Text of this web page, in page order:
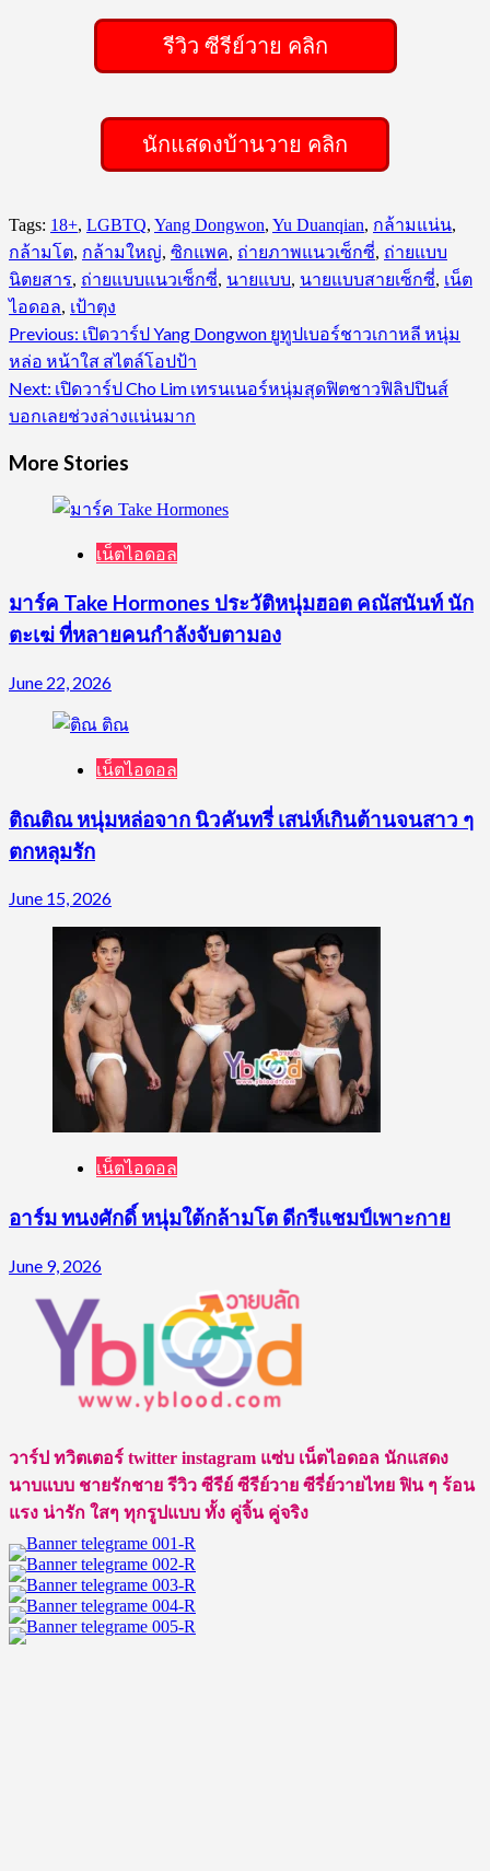
รีวิว ซีรีย์วาย คลิก
นักแสดงบ้านวาย คลิก
Tags: 18+, LGBTQ, Yang Dongwon, Yu Duanqian, กล้ามแน่น,
กล้ามโต, กล้ามใหญ่, ซิกแพค, ถ่ายภาพแนวเซ็กซี่, ถ่ายแบบ
นิตยสาร, ถ่ายแบบแนวเซ็กซี่, นายแบบ, นายแบบสายเซ็กซี่, เน็ต
ไอดอล, เป้าตุง
Post
navigation
Previous: เปิดวาร์ป Yang Dongwon ยูทูปเบอร์ชาวเกาหลี หนุ่ม
หล่อ หน้าใส สไตล์โอปป้า
Next: เปิดวาร์ป Cho Lim เทรนเนอร์หนุ่มสุดฟิตชาวฟิลิปปินส์
บอกเลยช่วงล่างแน่นมาก
More Stories
เน็ตไอดอล
มาร์ค Take Hormones ประวัติหนุ่มฮอต คณัสนันท์ นัก
ตะเฆ่ ที่หลายคนกำลังจับตามอง
June 22, 2026
เน็ตไอดอล
ติณติณ หนุ่มหล่อจาก นิวคันทรี่ เสน่ห์เกินต้านจนสาว ๆ
ตกหลุมรัก
June 15, 2026
เน็ตไอดอล
อาร์ม ทนงศักดิ์ หนุ่มใต้กล้ามโต ดีกรีแชมป์เพาะกาย
June 9, 2026
วาร์ป ทวิตเตอร์ twitter instagram แซ่บ เน็ตไอดอล นักแสดง
นาบแบบ ชายรักชาย รีวิว ซีรีย์ ซีรีย์วาย ซีรี่ย์วายไทย ฟิน ๆ ร้อน
แรง น่ารัก ใสๆ ทุกรูปแบบ ทั้ง คู่จิ้น คู่จริง